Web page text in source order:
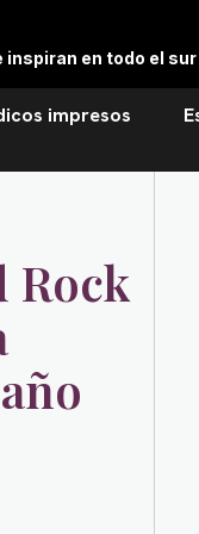
en todo el sur
impresos
Rock